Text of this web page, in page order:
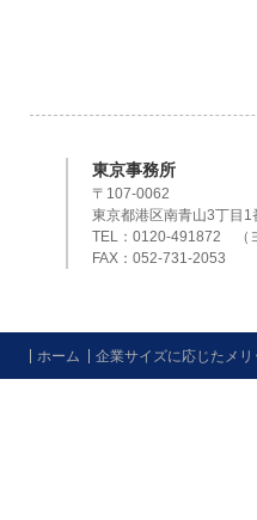
東京事務所
〒107-0062
東京都港区南青山3丁目
TEL：0120-491872 （
FAX：052-731-2053
ホーム 企業サイズに応じたメリ